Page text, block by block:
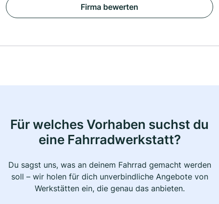
Firma bewerten
Für welches Vorhaben suchst du
eine Fahrradwerkstatt?
Du sagst uns, was an deinem Fahrrad gemacht werden
soll – wir holen für dich unverbindliche Angebote von
Werkstätten ein, die genau das anbieten.